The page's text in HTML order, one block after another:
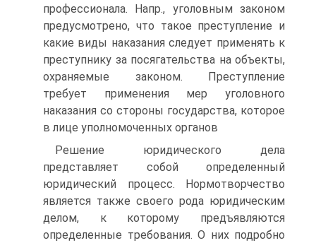
профессионала. Напр., уголовным законом
предусмотрено, что такое преступление и
какие виды наказания следует применять к
преступнику за посягательства на объекты,
охраняемые законом. Преступление
требует применения мер уголовного
наказания со стороны государства, которое
в лице уполномоченных органов
Решение юридического дела
представляет собой определенный
юридический процесс. Нормотворчество
является также своего рода юридическим
делом, к которому предъявляются
определенные требования. О них подробно